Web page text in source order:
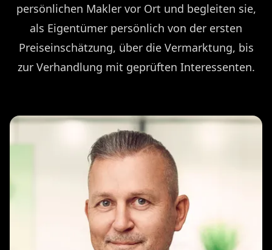
persönlichen Makler vor Ort und begleiten sie,
als Eigentümer persönlich von der ersten
Preiseinschätzung, über die Vermarktung, bis
zur Verhandlung mit geprüften Interessenten.